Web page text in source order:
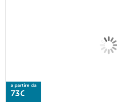
a partire da
73€